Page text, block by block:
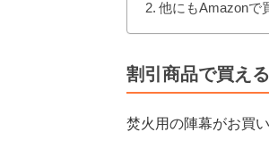
他にもAmazonで
割引商品で買え
焚火用の陣幕がお買